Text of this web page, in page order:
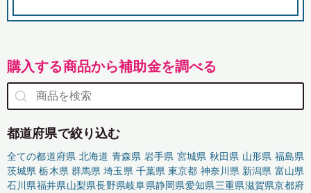
購入する商品から補助金を調べる
都道府県で絞り込む
全ての都道府県 北海道 青森県 岩手県 宮城県 秋田県 山形県 福島県
茨城県 栃木県 群馬県 埼玉県 千葉県 東京都 神奈川県 新潟県 富山県
石川県福井県山梨県長野県岐阜県静岡県愛知県三重県滋賀県京都府